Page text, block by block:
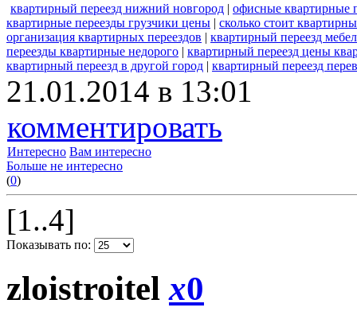
квартирный переезд нижний новгород | офисные квартирные
квартирные переезды грузчики цены | сколько стоит
организация квартирных переездов | квартирный переезд
переезды квартирные недорого | квартирный переезд цены
квартирный переезд в другой город | квартирный переезд
21.01.2014 в 13:01
комментировать
Интересно Вам интересно
Больше не интересно
(0)
[1..4]
Показывать по:
zloistroitelx0